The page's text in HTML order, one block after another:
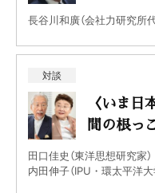
長谷川和廣（会社力研究所代
対談
〈いま
間の根っ
田口佳史（東洋思想研究家）
内田伸子（IPU・環太平洋大